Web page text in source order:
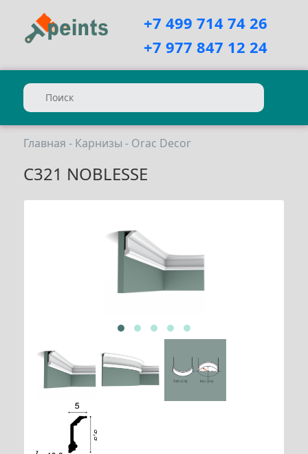
+7 499 714 74 26
+7 977 847 12 24
Главная - Карнизы - Orac Decor
С321 NOBLESSE